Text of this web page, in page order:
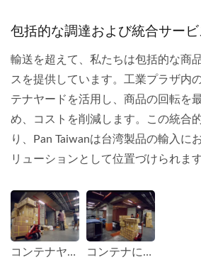
包括的な調達および統合サービ
輸送を超えて、私たちは包括的な商
スを提供しています。工業プラザ内
テナヤードを活用し、商品の回転を
め、コストを削減します。この統合
り、Pan Taiwanは台湾製品の輸入に
リューションとして位置づけられます
コンテナヤード。 コンテナに商品を積み込む。